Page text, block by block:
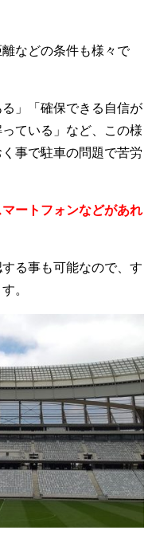
などの条件も様々で
」「確保できる自信が
ている」など、この様
事で駐車の問題で苦労
ートフォンなどがあれ
る事も可能なので、す
。